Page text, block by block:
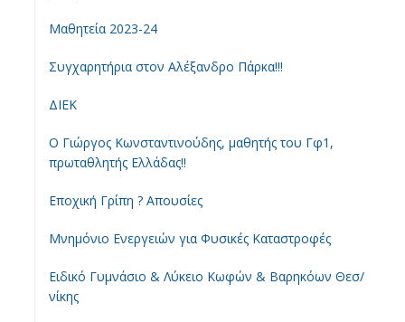
Μαθητεία 2023-24
Συγχαρητήρια στον Αλέξανδρο Πάρκα!!!
ΔΙΕΚ
Ο Γιώργος Κωνσταντινούδης, μαθητής του Γφ1,
πρωταθλητής Ελλάδας!!
Εποχική Γρίπη ? Απουσίες
Μνημόνιο Ενεργειών για Φυσικές Καταστροφές
Ειδικό Γυμνάσιο & Λύκειο Κωφών & Βαρηκόων Θεσ/
νίκης